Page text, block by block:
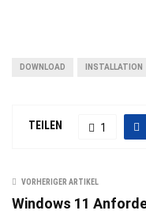
DOWNLOAD INSTALLATION
TEILEN 1
VORHERIGER ARTIKEL
Windows 11